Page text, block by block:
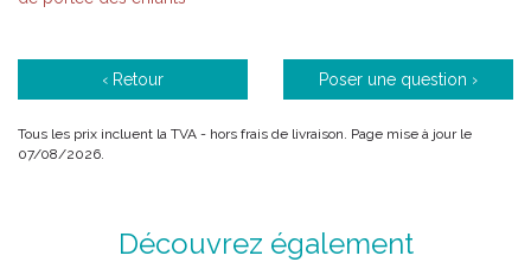
‹ Retour Poser une question ›
Tous les prix incluent la TVA - hors frais de livraison. Page mise à jour le
07/08/2026.
Découvrez également